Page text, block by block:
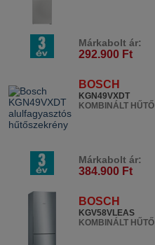
Márkabolt ár:
292.900 Ft
BOSCH
KGN49VXDT
KOMBINÁLT HŰTŐ
Márkabolt ár:
384.900 Ft
BOSCH
KGV58VLEAS
KOMBINÁLT HŰTŐ